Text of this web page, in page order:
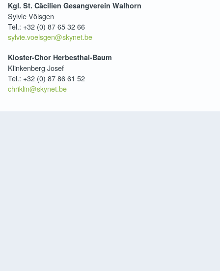
Kgl. St. Cäcilien Gesangverein Walhorn
Sylvie Völsgen
Tel.: +32 (0) 87 65 32 66
sylvie.voelsgen@skynet.be
Kloster-Chor Herbesthal-Baum
Klinkenberg Josef
Tel.: +32 (0) 87 86 61 52
chriklin@skynet.be